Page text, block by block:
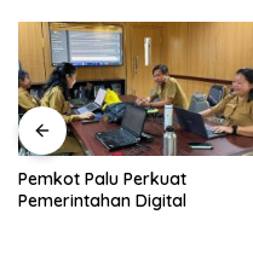
Pemkot Palu Perkuat
Pemerintahan Digital